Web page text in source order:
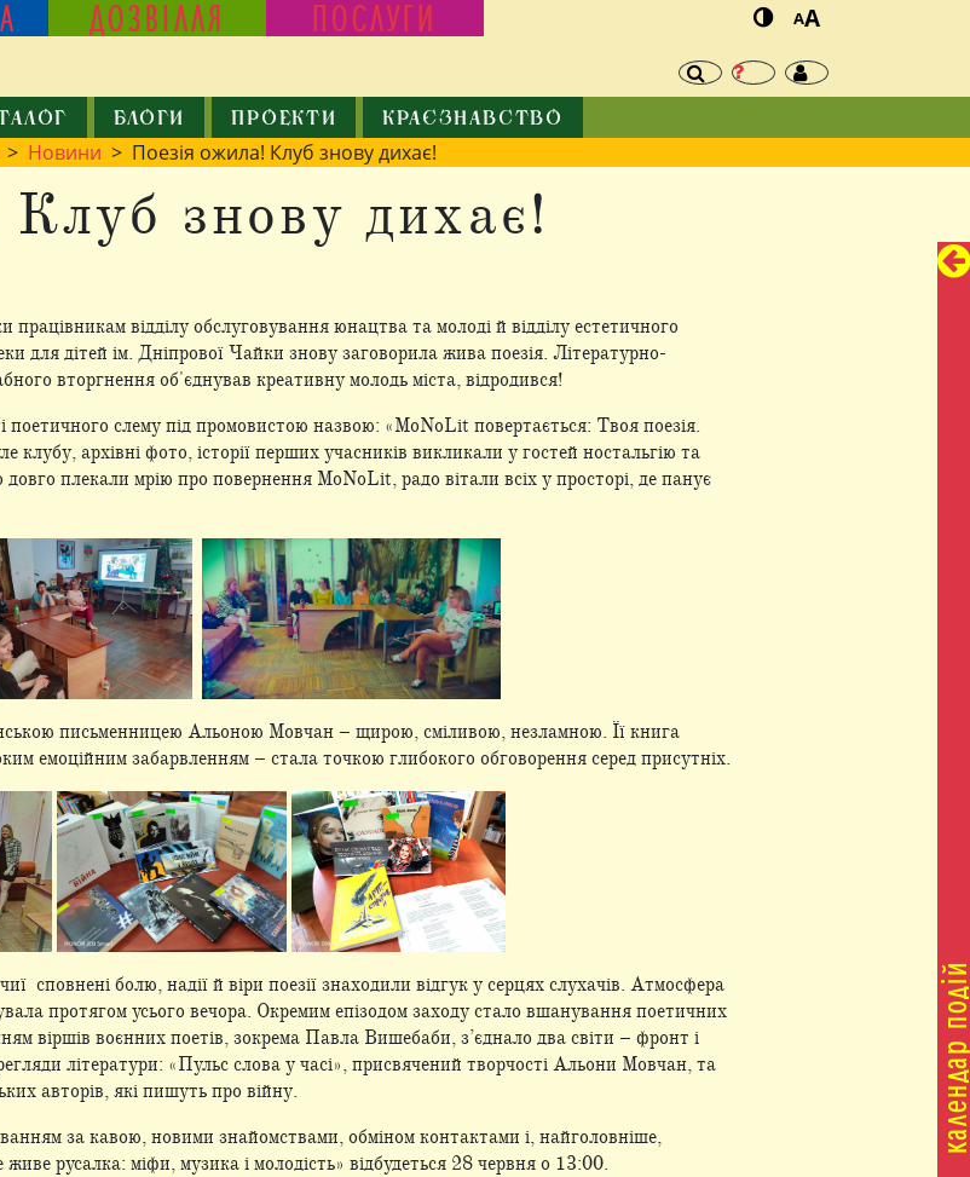
ДОЗВІЛЛЯ ПОСЛУГИ AA
БЛОГИ ПРОЕКТИ КРАЄЗНАВСТВО
Новини > Поезія ожила! Клуб знову дихає!
знову дихає!
відділу обслуговування юнацтва та молоді й відділу естетичного
для дітей ім. Дніпрової Чайки знову заговорила жива поезія. Літературно-
вторгнення об'єднував креативну молодь міста, відродився!
поетичного слему під промовистою назвою: «MoNoLit повертається: Твоя поезія.
клубу, архівні фото, історії перших учасників викликали у гостей ностальгію та
довго плекали мрію про повернення MoNoLit, радо вітали всіх у просторі, де панує
письменницею Альоною Мовчан – щирою, сміливою, незламною. Її книга
емоційним забарвленням – стала точкою глибокого обговорення серед присутніх.
сповнені болю, надії й віри поезії знаходили відгук у серцях слухачів. Атмосфера
протягом усього вечора. Окремим епізодом заходу стало вшанування поетичних
віршів воєнних поетів, зокрема Павла Вишебаби, з’єднало два світи – фронт і
літератури: «Пульс слова у часі», присвячений творчості Альони Мовчан, та
авторів, які пишуть про війну.
за кавою, новими знайомствами, обміном контактами і, найголовніше,
русалка: міфи, музика і молодість» відбудеться 28 червня о 13:00.